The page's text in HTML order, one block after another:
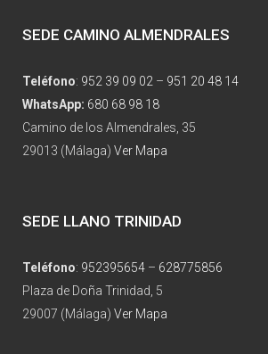
SEDE CAMINO ALMENDRALES
Teléfono: 952 39 09 02 – 951 20 48 14
WhatsApp: 680 68 98 18
Camino de los Almendrales, 35
29013 (Málaga) Ver Mapa
SEDE LLANO TRINIDAD
Teléfono: 952395654 – 628775856
Plaza de Doña Trinidad, 5
29007 (Málaga) Ver Mapa